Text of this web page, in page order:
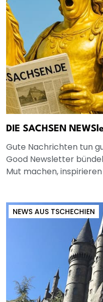
DIE SACHSEN
Gute Nachrichten tun
Good Newsletter
Mut machen, inspirieren
NEWS AUS TSCHECHIEN